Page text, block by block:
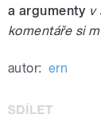
a argumenty v
komentáře si
autor: ern